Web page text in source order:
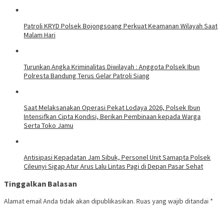
Patroli KRYD Polsek Bojongsoang Perkuat Keamanan Wilayah Saat
Malam Hari
Turunkan Angka Kriminalitas Diwilayah : Anggota Polsek Ibun
Polresta Bandung Terus Gelar Patroli Siang
Saat Melaksanakan Operasi Pekat Lodaya 2026, Polsek Ibun
Intensifkan Cipta Kondisi, Berikan Pembinaan kepada Warga
Serta Toko Jamu
Antisipasi Kepadatan Jam Sibuk, Personel Unit Samapta Polsek
Cileunyi Sigap Atur Arus Lalu Lintas Pagi di Depan Pasar Sehat
Tinggalkan Balasan
Alamat email Anda tidak akan dipublikasikan. Ruas yang wajib ditandai *